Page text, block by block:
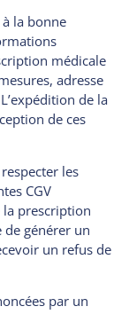
la bonne
médicale
adresse
de la
de ces
les
CGV
prescription
de générer un
un refus de
par un